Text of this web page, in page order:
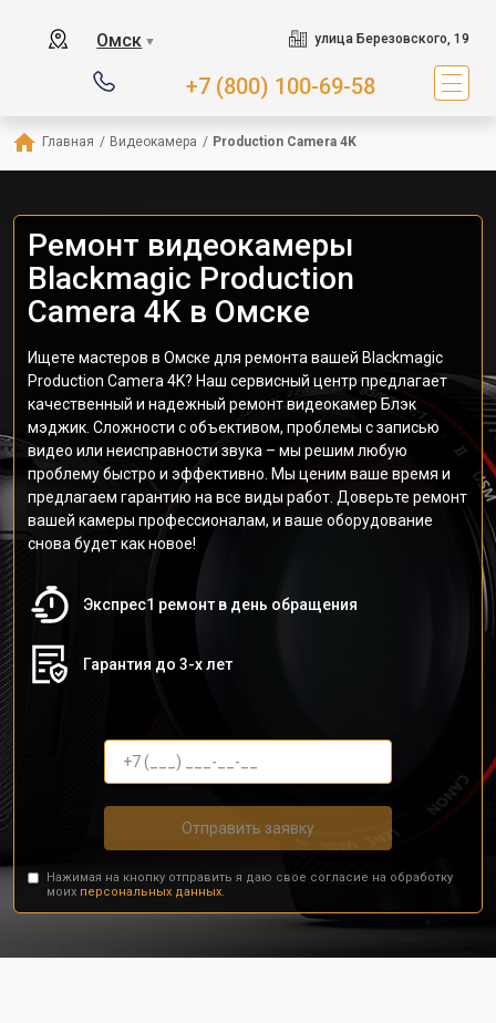
Омск ▼ улица Березовского, 19
+7 (800) 100-69-58
Главная / Видеокамера / Production Camera 4K
Ремонт видеокамеры
Blackmagic Production
Camera 4K в Омске
Ищете мастеров в Омске для ремонта вашей Blackmagic
Production Camera 4K? Наш сервисный центр предлагает
качественный и надежный ремонт видеокамер Блэк
мэджик. Сложности с объективом, проблемы с записью
видео или неисправности звука – мы решим любую
проблему быстро и эффективно. Мы ценим ваше время и
предлагаем гарантию на все виды работ. Доверьте ремонт
вашей камеры профессионалам, и ваше оборудование
снова будет как новое!
Экспрес1 ремонт в день обращения
Гарантия до 3-х лет
Отправить заявку
Нажимая на кнопку отправить я даю свое согласие на обработку
моих персональных данных.